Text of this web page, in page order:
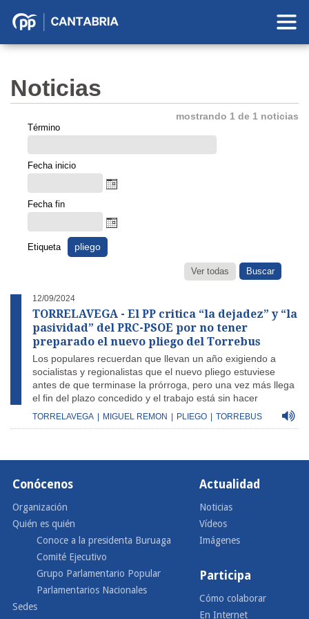
Partido
Cantabria
Noticias
mostrando 1 de 1 noticias
Término
Fecha inicio
Fecha fin
Etiqueta pliego
Ver todas
12/09/2024
TORRELAVEGA - El PP critica “la dejadez” y “la
pasividad” del PRC-PSOE por no tener
preparado el nuevo pliego del Torrebus
Los populares recuerdan que llevan un año exigiendo a
socialistas y regionalistas que el nuevo pliego estuviese
antes de que terminase la prórroga, pero una vez más llega
el fin del plazo concedido y el trabajo está sin hacer
TORRELAVEGA MIGUEL REMON PLIEGO TORREBUS
Conócenos
Organización
Quién es quién
Conoce a la presidenta Buruaga
Comité Ejecutivo
Grupo Parlamentario Popular
Parlamentarios Nacionales
Sedes
Actualidad
Noticias
Vídeos
Imágenes
Participa
Cómo colaborar
En Internet